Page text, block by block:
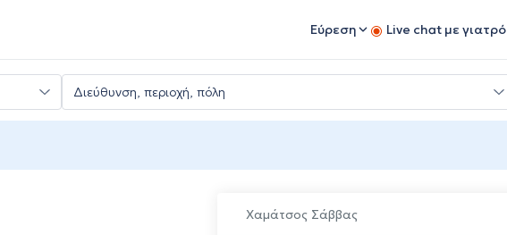
Εύρεση Live chat με γιατρό
Χαμάτσος Σάββας